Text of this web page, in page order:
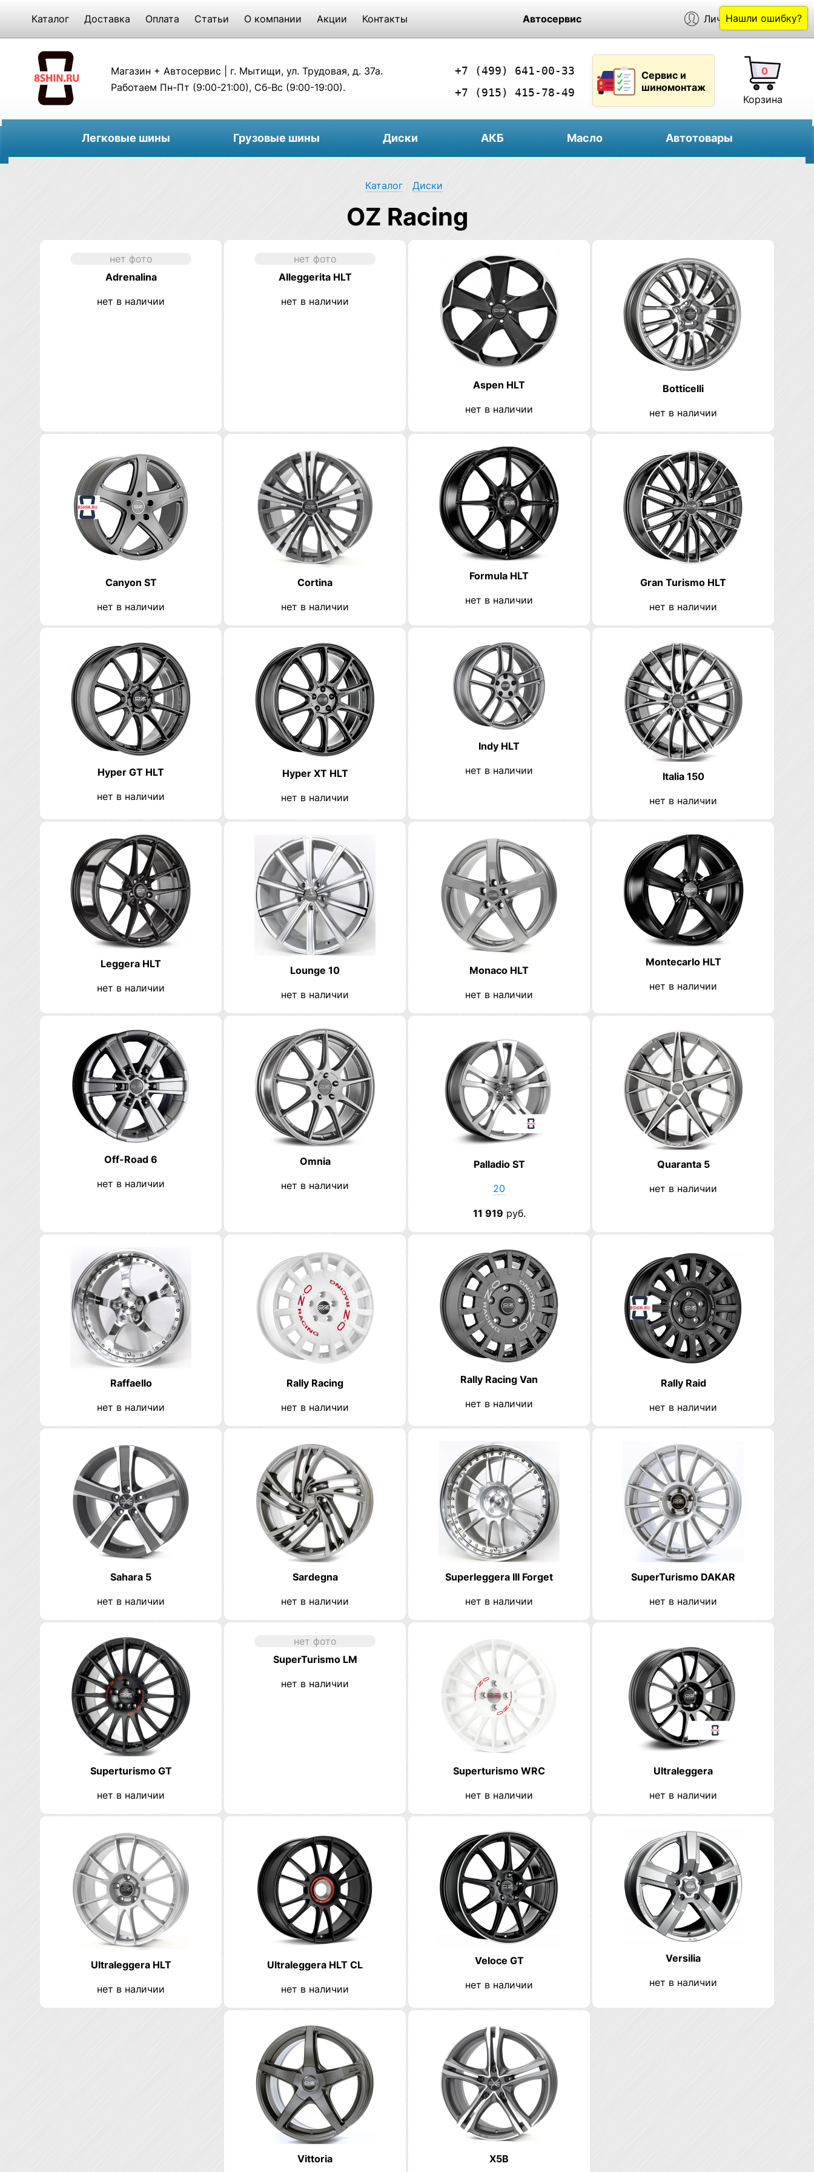
Каталог Доставка Оплата Статьи О компании Акции Контакты Автосервис Личный кабинет
Магазин + Автосервис | г. Мытищи, ул. Трудовая, д. 37а.
Работаем Пн-Пт (9:00-21:00), Сб-Вс (9:00-19:00).
+7 (499) 641-00-33
+7 (915) 415-78-49
Сервис и
шиномонтаж
0
Корзина
Легковые шины Грузовые шины Диски АКБ Масло Автотовары
Каталог/ Диски
OZ Racing
нет фото
Adrenalina
нет в наличии
нет фото
Alleggerita HLT
нет в наличии
Aspen HLT
нет в наличии
Botticelli
нет в наличии
Canyon ST
нет в наличии
Cortina
нет в наличии
Formula HLT
нет в наличии
Gran Turismo HLT
нет в наличии
Hyper GT HLT
нет в наличии
Hyper XT HLT
нет в наличии
Indy HLT
нет в наличии
Italia 150
нет в наличии
Leggera HLT
нет в наличии
Lounge 10
нет в наличии
Monaco HLT
нет в наличии
Montecarlo HLT
нет в наличии
Off-Road 6
нет в наличии
Omnia
нет в наличии
Palladio ST
20
11 919 руб.
Quaranta 5
нет в наличии
Raffaello
нет в наличии
Rally Racing
нет в наличии
Rally Racing Van
нет в наличии
Rally Raid
нет в наличии
Sahara 5
нет в наличии
Sardegna
нет в наличии
Superleggera III Forget
нет в наличии
SuperTurismo DAKAR
нет в наличии
Superturismo GT
нет в наличии
нет фото
SuperTurismo LM
нет в наличии
Superturismo WRC
нет в наличии
Ultraleggera
нет в наличии
Ultraleggera HLT
нет в наличии
Ultraleggera HLT CL
нет в наличии
Veloce GT
нет в наличии
Versilia
нет в наличии
Vittoria X5B
Нашли ошибку?